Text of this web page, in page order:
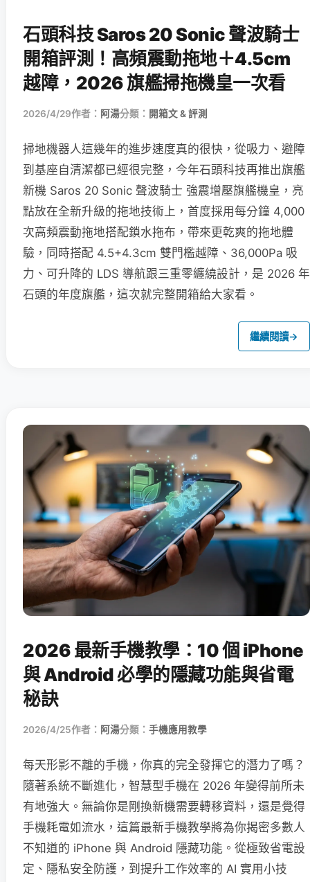
石頭科技 Saros 20 Sonic 聲波騎士
開箱評測！高頻震動拖地＋4.5cm
越障，2026 旗艦掃拖機皇一次看
2026/4/29作者： 阿湯分類： 開箱文 & 評測
掃地機器人這幾年的進步速度真的很快，從吸力、避障
到基座自清潔都已經很完整，今年石頭科技再推出旗艦
新機 Saros 20 Sonic 聲波騎士 強震增壓旗艦機皇，亮
點放在全新升級的拖地技術上，首度採用每分鐘 4,000
次高頻震動拖地搭配鎖水拖布，帶來更乾爽的拖地體
驗，同時搭配 4.5+4.3cm 雙門檻越障、36,000Pa 吸
力、可升降的 LDS 導航跟三重零纏繞設計，是 2026 年
石頭的年度旗艦，這次就完整開箱給大家看。
繼續閱讀→
2026 最新手機教學：10 個 iPhone
與 Android 必學的隱藏功能與省電
秘訣
2026/4/25作者： 阿湯分類： 手機應用教學
每天形影不離的手機，你真的完全發揮它的潛力了嗎？
隨著系統不斷進化，智慧型手機在 2026 年變得前所未
有地強大。無論你是剛換新機需要轉移資料，還是覺得
手機耗電如流水，這篇最新手機教學將為你揭密多數人
不知道的 iPhone 與 Android 隱藏功能。從極致省電設
定、隱私安全防護，到提升工作效率的 AI 實用小技